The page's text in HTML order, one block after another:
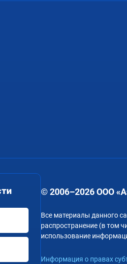
© 2006–2026 ООО
Все материалы данного
распространение (в том
использование
Информация о правах